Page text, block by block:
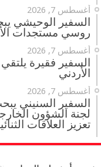
أغسطس 7, 2026
السفير الوحيشي
روسي مستجدات
أغسطس 7, 2026
السفير فقيرة يلتقي
الأردني
أغسطس 7, 2026
السفير السنيني
لجنة الشؤون
تعزيز العلاقات